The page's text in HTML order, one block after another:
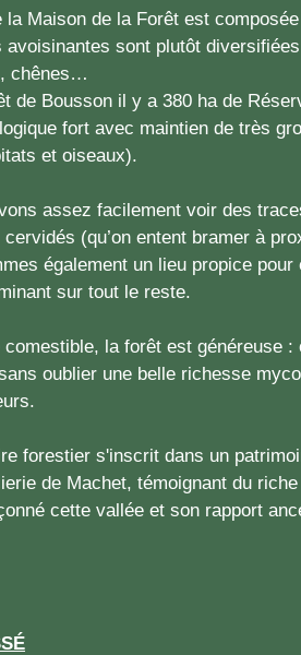
la Maison de la Forêt est
avoisinantes sont plutôt
chênes…
de Bousson il y a 380 ha de
fort avec maintien de très
et oiseaux).
assez facilement voir des
(qu’on entent bramer à
également un lieu propice
sur tout le reste.
comestible, la forêt est généreuse
oublier une belle richesse
forestier s'inscrit dans un
de Machet, témoignant du
cette vallée et son rapport